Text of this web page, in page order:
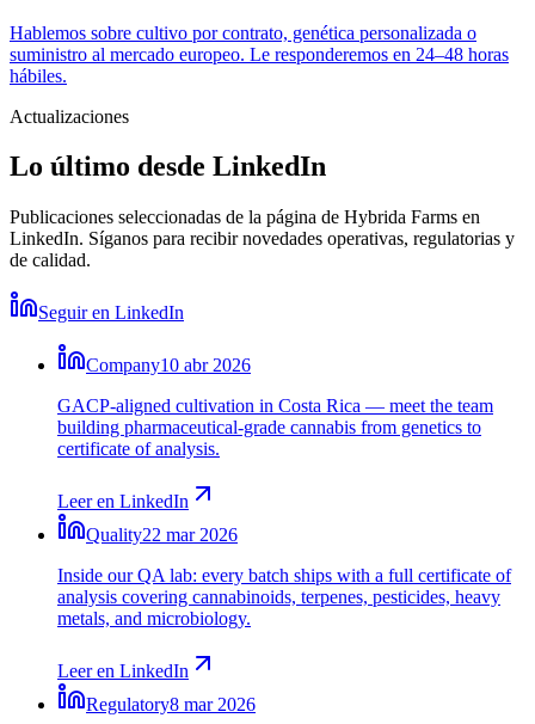
Hablemos sobre cultivo por contrato, genética personalizada o
suministro al mercado europeo. Le responderemos en 24–48 horas
hábiles.
Actualizaciones
Lo último desde LinkedIn
Publicaciones seleccionadas de la página de Hybrida Farms en
LinkedIn. Síganos para recibir novedades operativas, regulatorias y
de calidad.
Seguir en LinkedIn
Company10 abr 2026
GACP-aligned cultivation in Costa Rica — meet the team
building pharmaceutical-grade cannabis from genetics to
certificate of analysis.
Leer en LinkedIn
Quality22 mar 2026
Inside our QA lab: every batch ships with a full certificate of
analysis covering cannabinoids, terpenes, pesticides, heavy
metals, and microbiology.
Leer en LinkedIn
Regulatory8 mar 2026